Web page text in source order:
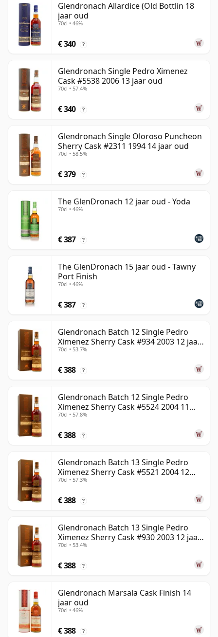
Glendronach Allardice (Old Bottlin 18
jaar oud
70cl • 46%
€ 340 ?
Glendronach Single Pedro Ximenez
Cask #5538 2006 13 jaar oud
70cl • 57.4%
€ 340 ?
Glendronach Single Oloroso Puncheon
Sherry Cask #2311 1994 14 jaar oud
70cl • 58.5%
€ 379 ?
The GlenDronach 12 jaar oud - Yoda
70cl • 46%
€ 387 ?
The GlenDronach 15 jaar oud - Tawny
Port Finish
70cl • 46%
€ 387 ?
Glendronach Batch 12 Single Pedro
Ximenez Sherry Cask #934 2003 12 jaar
oud
70cl • 53.7%
€ 388 ?
Glendronach Batch 12 Single Pedro
Ximenez Sherry Cask #5524 2004 11
jaar oud
70cl • 57.8%
€ 388 ?
Glendronach Batch 13 Single Pedro
Ximenez Sherry Cask #5521 2004 12
jaar oud
70cl • 57.3%
€ 388 ?
Glendronach Batch 13 Single Pedro
Ximenez Sherry Cask #930 2003 12 jaar
oud
70cl • 53.4%
€ 388 ?
Glendronach Marsala Cask Finish 14
jaar oud
70cl • 46%
€ 388 ?